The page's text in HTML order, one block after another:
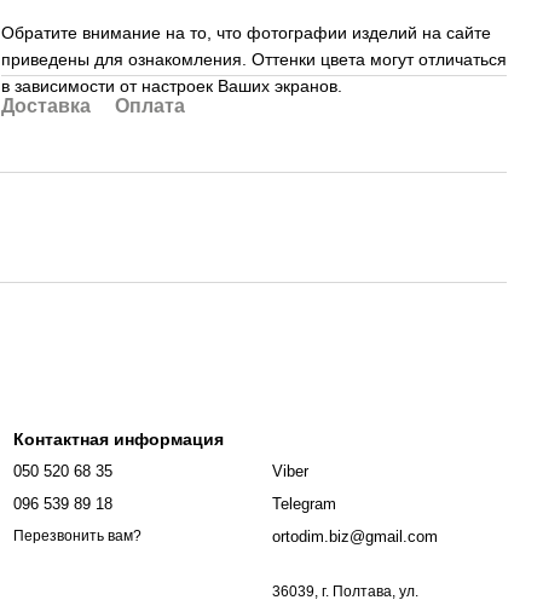
Обратите внимание на то, что фотографии изделий на сайте
приведены для ознакомления. Оттенки цвета могут отличаться
в зависимости от настроек Ваших экранов.
Доставка Оплата
Контактная информация
050 520 68 35
096 539 89 18
Перезвонить вам?
Viber
Telegram
ortodim.biz@gmail.com
36039, г. Полтава, ул.